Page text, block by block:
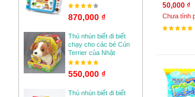
50,000 ₫
Chưa tính
870,000 ₫
Thú nhún biết đi biết
chạy cho các bé Cún
Terrier của Nhật
550,000 ₫
Thú nhún biết đi biết